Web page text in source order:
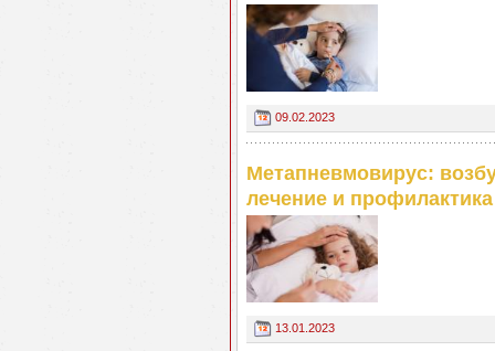
09.02.2023
Метапневмовирус:
лечение и профилактика
13.01.2023